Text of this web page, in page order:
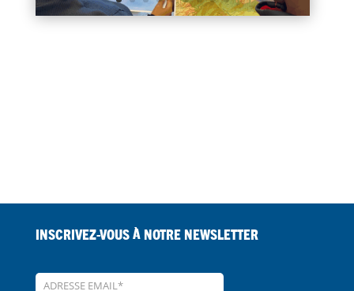
Inscrivez-vous à notre Newsletter